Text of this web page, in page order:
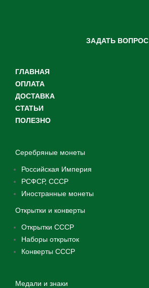
ЗАДАТЬ ВОПРОС
ГЛАВНАЯ
ОПЛАТА
ДОСТАВКА
СТАТЬИ
ПОЛЕЗНО
Серебряные монеты
Российская Империя
РСФСР, СССР
Иностранные монеты
Открытки и конверты
Открытки СССР
Наборы открыток
Конверты СССР
Медали и знаки